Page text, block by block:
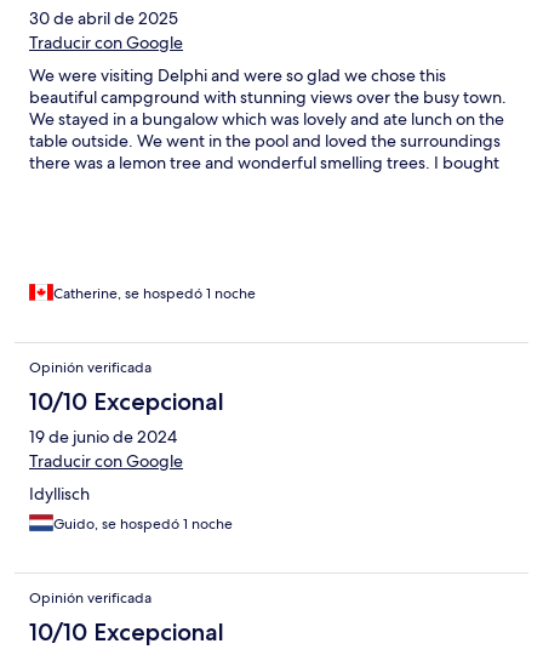
30 de abril de 2025
Traducir con Google
We were visiting Delphi and were so glad we chose this
beautiful campground with stunning views over the busy town.
We stayed in a bungalow which was lovely and ate lunch on the
table outside. We went in the pool and loved the surroundings
there was a lemon tree and wonderful smelling trees. I bought
Catherine, se hospedó 1 noche
Opinión verificada
10/10 Excepcional
19 de junio de 2024
Traducir con Google
Idyllisch
Guido, se hospedó 1 noche
Opinión verificada
10/10 Excepcional